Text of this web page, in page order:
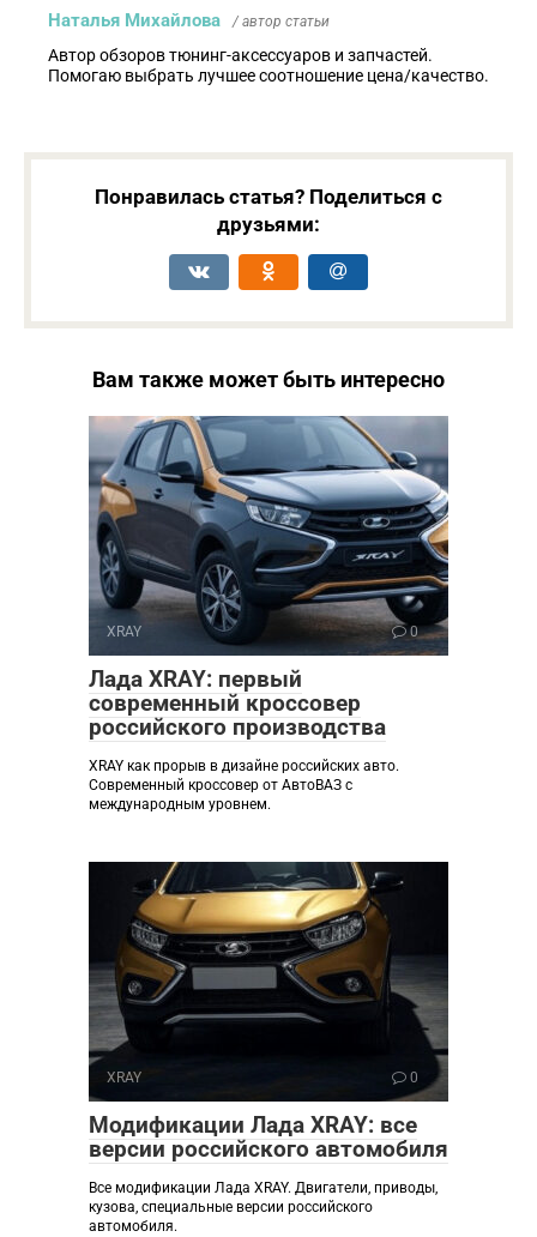
Наталья Михайлова / автор статьи
Автор обзоров тюнинг-аксессуаров и запчастей.
Помогаю выбрать лучшее соотношение цена/качество.
Понравилась статья? Поделиться с
друзьями:
Вам также может быть интересно
XRAY 0
Лада XRAY: первый
современный кроссовер
российского производства
XRAY как прорыв в дизайне российских авто.
Современный кроссовер от АвтоВАЗ с
международным уровнем.
XRAY 0
Модификации Лада XRAY: все
версии российского автомобиля
Все модификации Лада XRAY. Двигатели, приводы,
кузова, специальные версии российского
автомобиля.